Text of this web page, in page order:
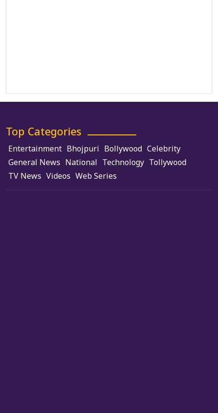
Top Categories
Entertainment Bhojpuri Bollywood Celebrity
General News National Technology Tollywood
TV News Videos Web Series